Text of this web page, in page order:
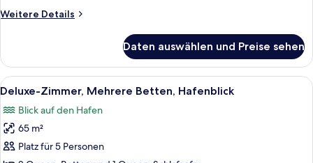
anzeigen
Weitere Details
Weitere
1 King-
Bett,
Hafenblick
Room)
Daten auswählen und Preise sehen
Alle
Fotos
für
Deluxe-
Zimmer,
Ein Hotelzimmer mit hohen Decken,
6
Deluxe-Zimmer, Mehrere Betten, Hafenblick
Blick auf den Hafen
65 m²
Platz für 5 Personen